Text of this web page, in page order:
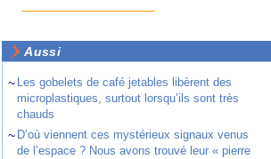
Aussi
~ Les gobelets de café jetables libèrent des
microplastiques, surtout lorsqu’ils sont très
chauds
~ D’où viennent ces mystérieux signaux venus
de l’espace ? Nous avons trouvé leur « pierre